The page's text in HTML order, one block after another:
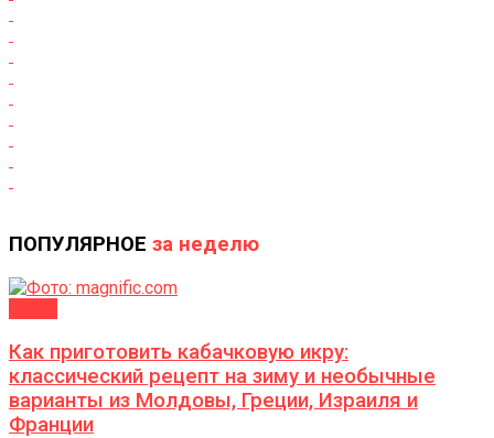
ПОПУЛЯРНОЕ за неделю
Как приготовить кабачковую икру:
классический рецепт на зиму и необычные
варианты из Молдовы, Греции, Израиля и
Франции